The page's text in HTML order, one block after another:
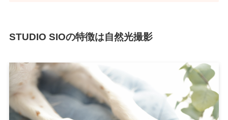
STUDIO SIOの特徴は自然光撮影